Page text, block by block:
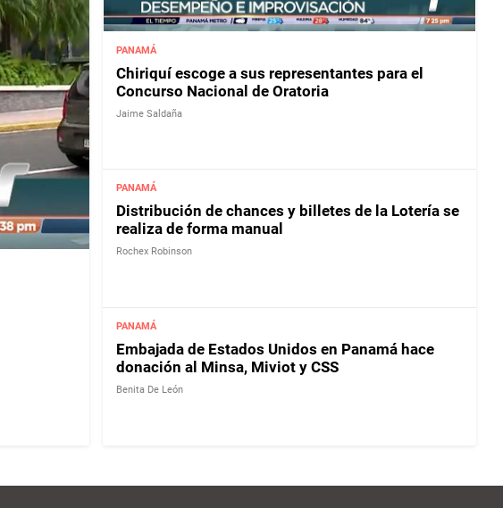
PANAMÁ
Chiriquí escoge a sus representantes para el
Concurso Nacional de Oratoria
Jaime Saldaña
PANAMÁ
Distribución de chances y billetes de la Lotería se
realiza de forma manual
Rochex Robinson
PANAMÁ
Embajada de Estados Unidos en Panamá hace
donación al Minsa, Miviot y CSS
Benita De León